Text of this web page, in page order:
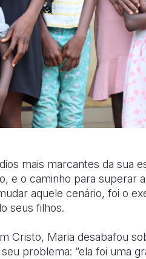
mais marcantes da sua
e o caminho para superar
aquele cenário, foi o
seus filhos.
Cristo, Maria desabafou
problema: “ela foi uma